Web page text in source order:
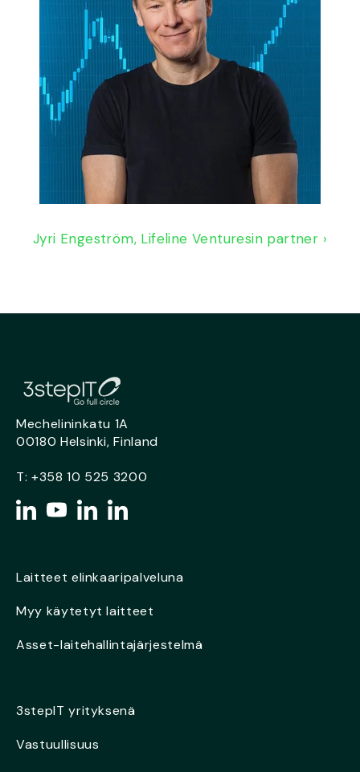
Jyri Engeström, Lifeline Venturesin partner ›
Mechelininkatu 1A
00180 Helsinki, Finland
T: +358 10 525 3200
Laitteet elinkaaripalveluna
Myy käytetyt laitteet
Asset-laitehallintajärjestelmä
3stepIT yrityksenä
Vastuullisuus